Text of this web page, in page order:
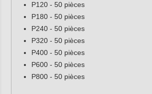
P120 - 50 pièces
P180 - 50 pièces
P240 - 50 pièces
P320 - 50 pièces
P400 - 50 pièces
P600 - 50 pièces
P800 - 50 pièces